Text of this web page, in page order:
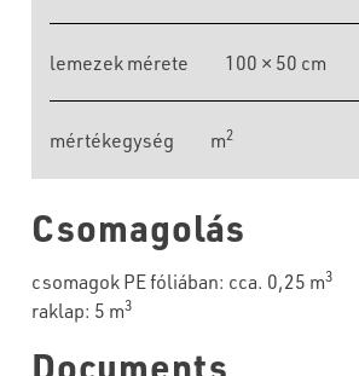
lemezek mérete 100 × 50 cm
mértékegység m2
Csomagolás
csomagok PE fóliában: cca. 0,25 m3
raklap: 5 m3
Documents